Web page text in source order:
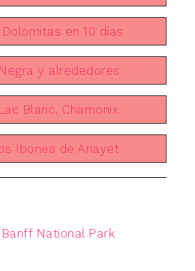
en 10 días
y alrededores
Blanc, Chamonix
Ibones de Anayet
National Park